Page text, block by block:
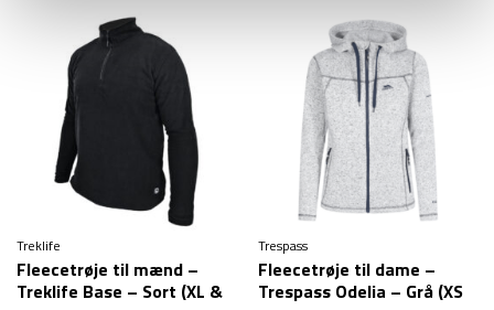
var:
389 kr.
er:
329 kr.
Treklife
Fleecetrøje til mænd –
Treklife Base – Sort (XL &
Trespass
Fleecetrøje til dame –
Trespass Odelia – Grå (XS